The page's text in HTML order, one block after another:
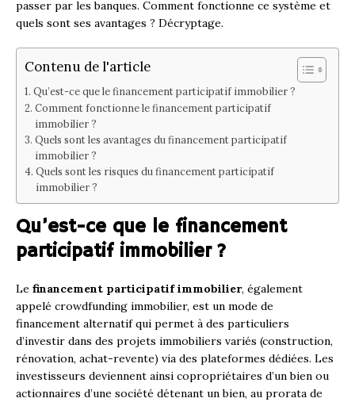
passer par les banques. Comment fonctionne ce système et
quels sont ses avantages ? Décryptage.
Contenu de l'article
Qu’est-ce que le financement participatif immobilier ?
Comment fonctionne le financement participatif
immobilier ?
Quels sont les avantages du financement participatif
immobilier ?
Quels sont les risques du financement participatif
immobilier ?
Qu’est-ce que le financement
participatif immobilier ?
Le financement participatif immobilier, également
appelé crowdfunding immobilier, est un mode de
financement alternatif qui permet à des particuliers
d’investir dans des projets immobiliers variés (construction,
rénovation, achat-revente) via des plateformes dédiées. Les
investisseurs deviennent ainsi copropriétaires d’un bien ou
actionnaires d’une société détenant un bien, au prorata de